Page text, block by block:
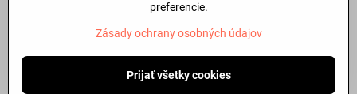
©2026Copyright
Predvoľby súkromiaZásady ochrany osobných údajov
preferencie.
Zásady ochrany osobných údajov
Prijať všetky cookies